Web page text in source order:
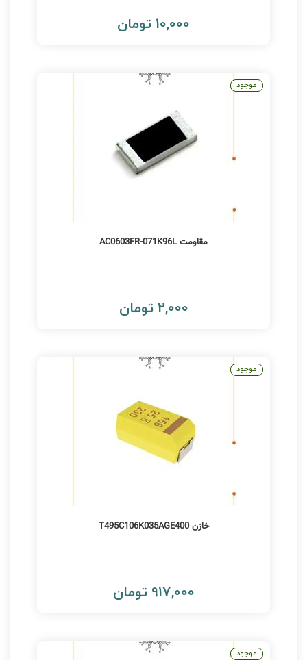
10,000 تومان
مقاومت AC0603FR-071K96L
2,000 تومان
موجود
خازن T495C106K035AGE400
917,000 تومان
موجود
موجود